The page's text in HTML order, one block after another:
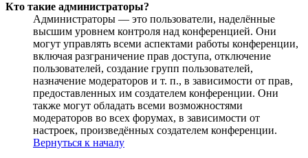
Кто такие администраторы?
Администраторы — это пользователи, наделённые
высшим уровнем контроля над конференцией. Они
могут управлять всеми аспектами работы конференции,
включая разграничение прав доступа, отключение
пользователей, создание групп пользователей,
назначение модераторов и т. п., в зависимости от прав,
предоставленных им создателем конференции. Они
также могут обладать всеми возможностями
модераторов во всех форумах, в зависимости от
настроек, произведённых создателем конференции.
Вернуться к началу